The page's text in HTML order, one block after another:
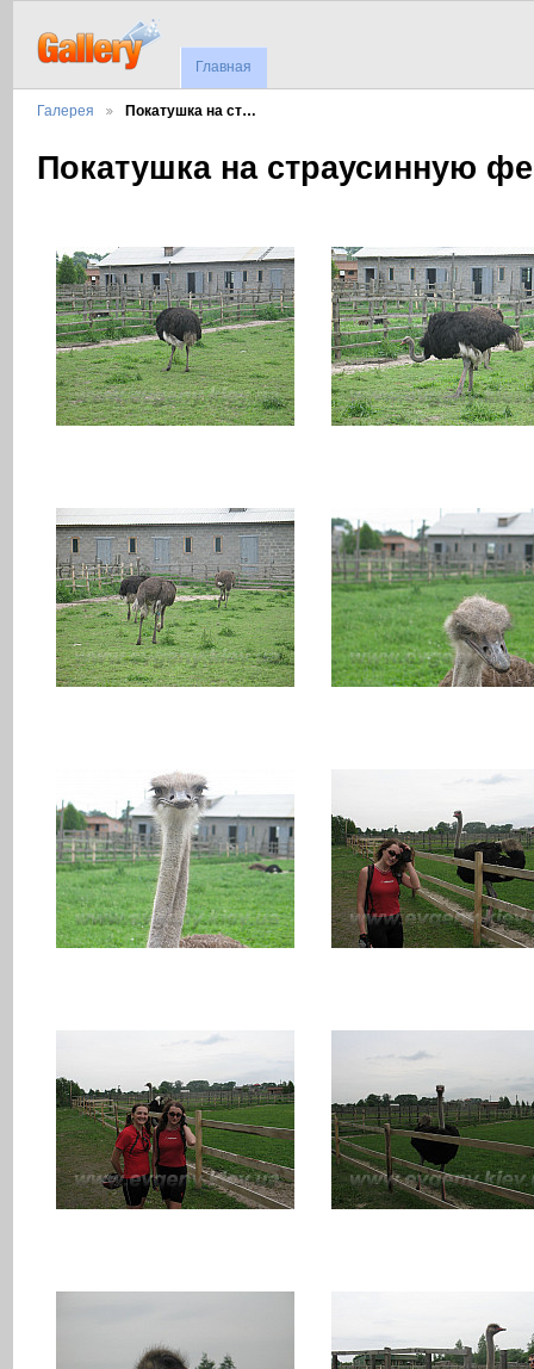
Главная
Галерея Покатушка на ст…
Покатушка на страусинную